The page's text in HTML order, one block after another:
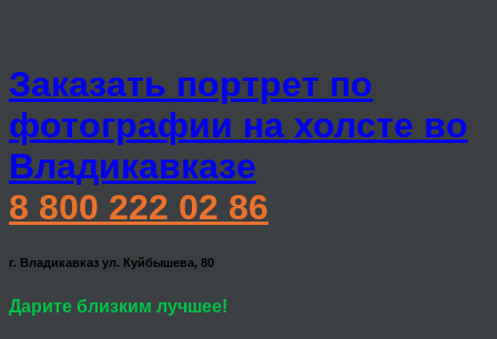
Заказать портрет по
фотографии на холсте во
Владикавказе
8 800 222 02 86
г. Владикавказ ул. Куйбышева, 80
Дарите близким лучшее!